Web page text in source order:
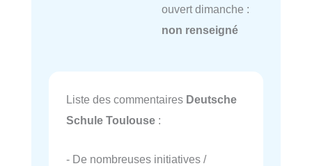
ouvert dimanche :
non renseigné
Liste des commentaires Deutsche
Schule Toulouse :
- De nombreuses initiatives /